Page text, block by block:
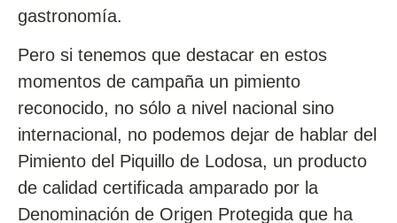
gastronomía.
Pero si tenemos que destacar en estos
momentos de campaña un pimiento
reconocido, no sólo a nivel nacional sino
internacional, no podemos dejar de hablar del
Pimiento del Piquillo de Lodosa, un producto
de calidad certificada amparado por la
Denominación de Origen Protegida que ha